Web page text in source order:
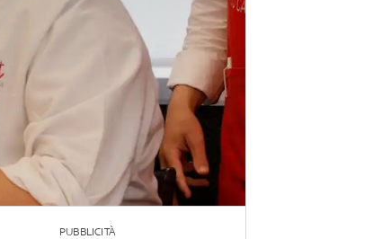
PUBBLICITÀ